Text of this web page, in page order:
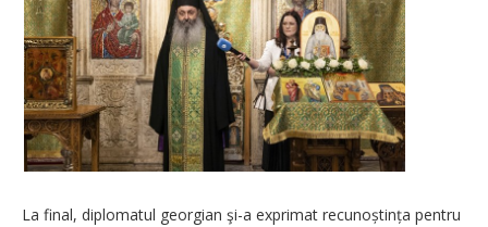
La final, diplomatul georgian şi-a exprimat recunoștința pentru